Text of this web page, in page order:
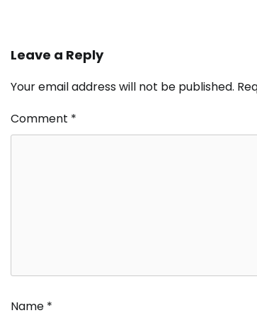
Leave a Reply
Your email address will not be published.
Comment *
Name *